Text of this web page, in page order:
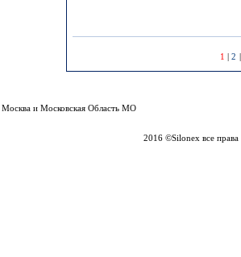
1 | 2
и Московская Область МО
2016 ©Silonex все